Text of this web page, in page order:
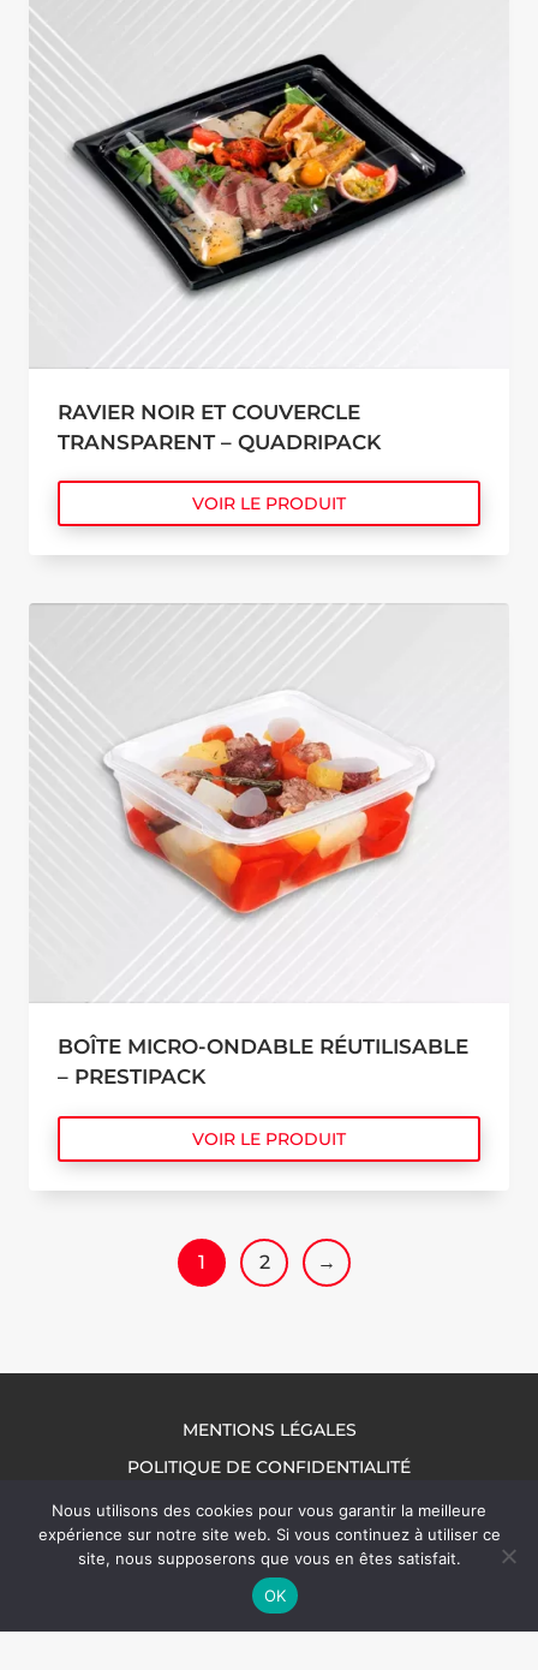
RAVIER NOIR ET COUVERCLE
TRANSPARENT – QUADRIPACK
VOIR LE PRODUIT
BOÎTE MICRO-ONDABLE RÉUTILISABLE
– PRESTIPACK
VOIR LE PRODUIT
1 2 →
MENTIONS LÉGALES
POLITIQUE DE CONFIDENTIALITÉ
NOUS CONTACTER
Nous utilisons des cookies pour vous garantir la meilleure
expérience sur notre site web. Si vous continuez à utiliser ce
site, nous supposerons que vous en êtes satisfait.
OK